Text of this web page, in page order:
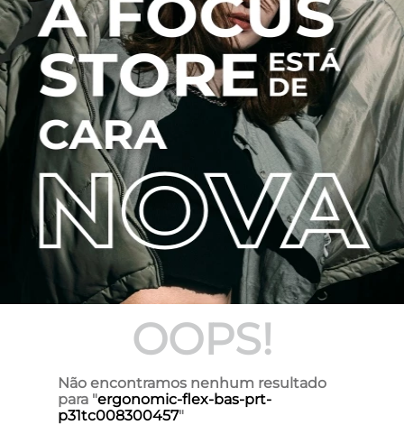
OOPS!
Não encontramos nenhum resultado
para "ergonomic-flex-bas-prt-
p31tc008300457"